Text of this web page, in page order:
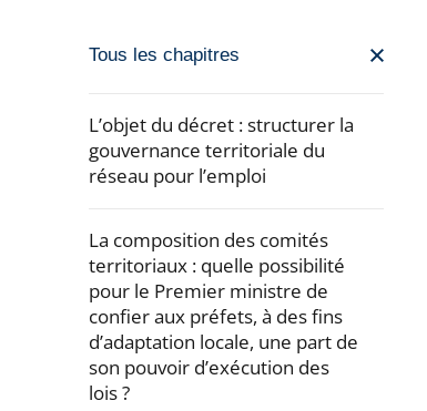
Passer
navigation
de
l'article
arriver
après
Tous les chapitres
L’objet du décret : structurer la
gouvernance territoriale du
réseau pour l’emploi
La composition des comités
territoriaux : quelle possibilité
pour le Premier ministre de
confier aux préfets, à des fins
d’adaptation locale, une part de
son pouvoir d’exécution des
lois ?